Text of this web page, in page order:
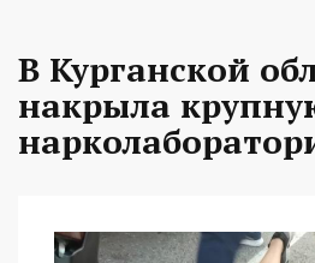
В Курганской
накрыла